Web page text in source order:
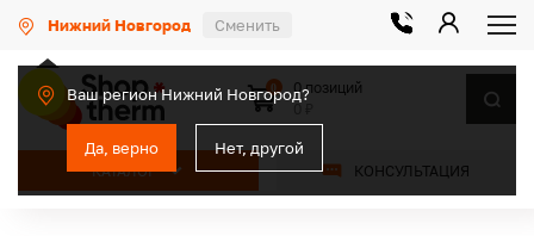
Нижний Новгород Сменить
Ваш регион Нижний Новгород?
Да, верно Нет, другой
КАТАЛОГ КОНСУЛЬТАЦИЯ
0
0 позиций